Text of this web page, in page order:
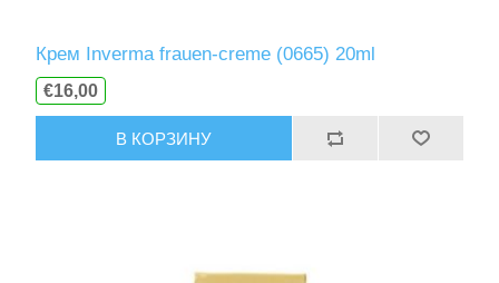
Крем Inverma frauen-creme (0665) 20ml
€16,00
В КОРЗИНУ